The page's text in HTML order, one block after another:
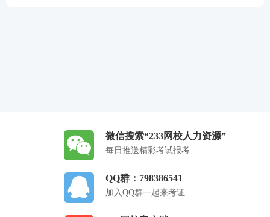
微信搜索“233网校人力资源”
每日推送精彩考试报考
QQ群：798386541
加入QQ群一起来考证